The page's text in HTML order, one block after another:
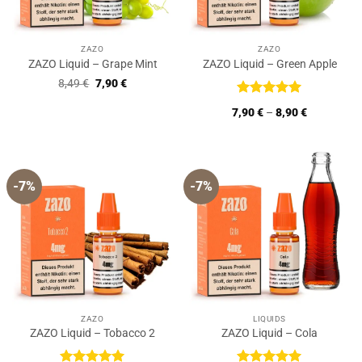
ZAZO
ZAZO Liquid – Grape Mint
8,49€ Ursprünglicher
Preis
7,90€Aktueller
ZAZO
ZAZO Liquid – Green Apple
Bewertet
mit5
von
7,90€ – 8,90€
-7%
ZAZO
ZAZO Liquid – Tobacco 2
-7%
LIQUIDS
ZAZO Liquid – Cola